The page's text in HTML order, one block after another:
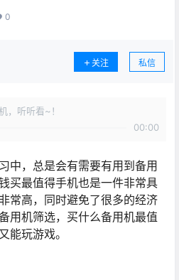
0
关注 私信
，听听看~！
00:00
中，总是会有需要有用到备用
买最值得手机也是一件非常具
常高，同时避免了很多的经济
用机筛选，买什么备用机最值
玩游戏。